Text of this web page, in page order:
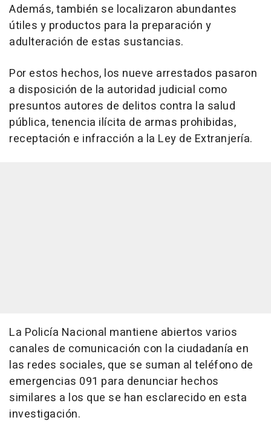
Además, también se localizaron abundantes
útiles y productos para la preparación y
adulteración de estas sustancias.
Por estos hechos, los nueve arrestados pasaron
a disposición de la autoridad judicial como
presuntos autores de delitos contra la salud
pública, tenencia ilícita de armas prohibidas,
receptación e infracción a la Ley de Extranjería.
La Policía Nacional mantiene abiertos varios
canales de comunicación con la ciudadanía en
las redes sociales, que se suman al teléfono de
emergencias 091 para denunciar hechos
similares a los que se han esclarecido en esta
investigación.